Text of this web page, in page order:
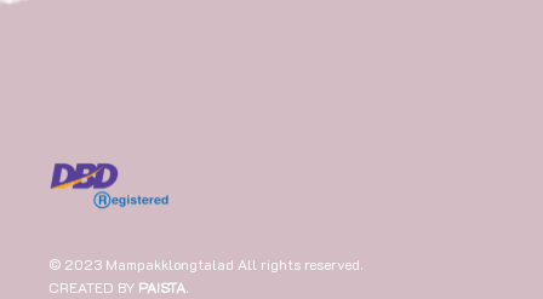
© 2023 Mampakklongtalad All rights reserved.
CREATED BY PAISTA.